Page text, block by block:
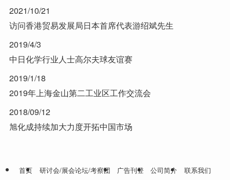
2021/10/21
访问香港贸易发展局日本首席代表游绍斌先生
2019/4/3
中日化学行业人士高尔夫球友谊赛
2019/1/18
2019年上海金山第二工业区工作交流会
2018/09/12
旭化成持续加大力度开拓中国市场
首页 研讨会/展会论坛/考察团 广告刊登 公司简介
联系我们